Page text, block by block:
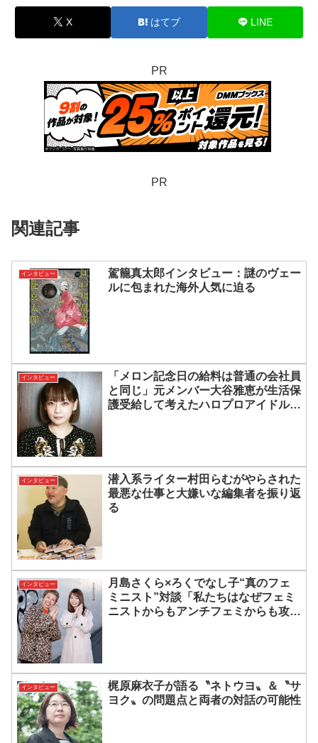
X はてブ LINE
PR
PR
関連記事
インタビュー
駕籠真太郎インタビュー：謎のヴェー
ルに包まれた海外人気に迫る
インタビュー
「メロン記念日の給料は普通の会社員
と同じ」元メンバー大谷雅恵が生活保
護受給して考えたハロプロアイドルの
インタビュー
潜入系ライター村田らむがやらされた
最悪な仕事と大嫌いな編集者を振り返
る
インタビュー
月島さくら×ろくでなし子“真のフェ
ミニスト”対談「私たちはなぜフェミ
ニストからもアンチフェミからも攻撃
インタビュー
梶原麻衣子が語る〝ネトウヨ〟＆〝サ
ヨク〟の問題点と両者の対話の可能性